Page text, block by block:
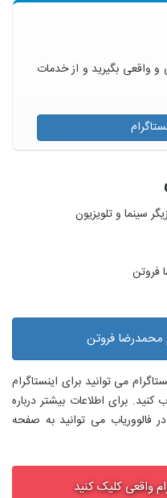
و واقعی بگیرید و از خدمات
سینما و تلویزیون
فروتن
محمدرضا فروتن
می توانید برای اینستاگرام
برای اطلاعات بیشتر درباره
فالووریاب می توانید به صفحه
واقعی کلیک کنید